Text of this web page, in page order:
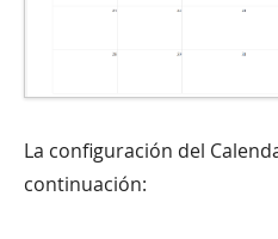
La configuración del
continuación: